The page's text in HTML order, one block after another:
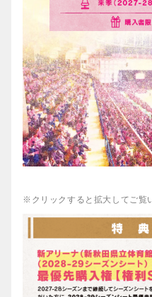
※クリックすると拡大してご覧